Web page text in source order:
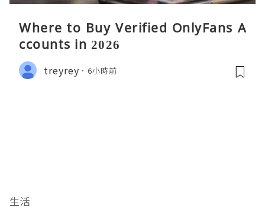
Where to Buy Verified OnlyFans A
ccounts in 2026
treyrey 6小時前
生活